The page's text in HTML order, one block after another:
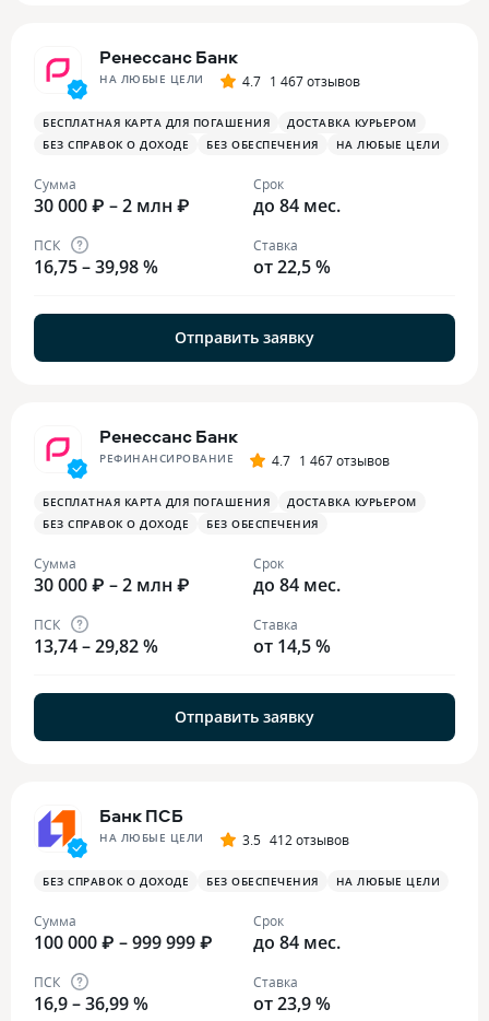
Ренессанс Банк
НА ЛЮБЫЕ ЦЕЛИ 4.7 1 467 отзывов
БЕСПЛАТНАЯ КАРТА ДЛЯ ПОГАШЕНИЯ
ДОСТАВКА КУРЬЕРОМ
БЕЗ СПРАВОК О ДОХОДЕ
БЕЗ ОБЕСПЕЧЕНИЯ НА ЛЮБЫЕ ЦЕЛИ
Сумма
30 000 ₽ – 2 млн ₽
Срок
до 84 мес.
ПСК
16,75 – 39,98 %
Ставка
от 22,5 %
Отправить заявку
Ренессанс Банк
РЕФИНАНСИРОВАНИЕ 4.7 1 467 отзывов
БЕСПЛАТНАЯ КАРТА ДЛЯ ПОГАШЕНИЯ
ДОСТАВКА КУРЬЕРОМ
БЕЗ СПРАВОК О ДОХОДЕ
БЕЗ ОБЕСПЕЧЕНИЯ
Сумма
30 000 ₽ – 2 млн ₽
Срок
до 84 мес.
ПСК
13,74 – 29,82 %
Ставка
от 14,5 %
Отправить заявку
Банк ПСБ
НА ЛЮБЫЕ ЦЕЛИ 3.5 412 отзывов
БЕЗ СПРАВОК О ДОХОДЕ БЕЗ ОБЕСПЕЧЕНИЯ НА ЛЮБЫЕ ЦЕЛИ
Сумма
100 000 ₽ – 999 999 ₽
Срок
до 84 мес.
ПСК
16,9 – 36,99 %
Ставка
от 23,9 %